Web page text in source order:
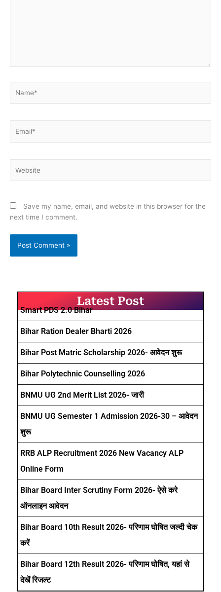
Save my name, email, and website in this browser for the
next time I comment.
Latest Post
Smart PDS 2.0 Bihar
Bihar Ration Dealer Bharti 2026
Bihar Post Matric Scholarship 2026- आवेदन शुरू
Bihar Polytechnic Counselling 2026
BNMU UG 2nd Merit List 2026- जारी
BNMU UG Semester 1 Admission 2026-30 – आवेदन
शुरू
RRB ALP Recruitment 2026 New Vacancy ALP
Online Form
Bihar Board Inter Scrutiny Form 2026- ऐसे करे
ऑनलाइन आवेदन
Bihar Board 10th Result 2026- परिणाम घोषित जल्दी चेक
करें
Bihar Board 12th Result 2026- परिणाम घोषित, यहां से
देखें रिजल्ट